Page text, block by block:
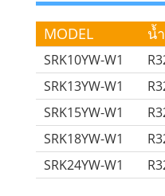
MODEL น้
SRK10YW-W1
SRK13YW-W1
SRK15YW-W1
SRK18YW-W1
SRK24YW-W1